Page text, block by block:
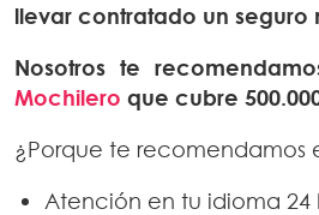
llevar contratado un seguro
Nosotros te
Mochilero que cubre
¿Porque te recomendamos
Atención en tu idioma 24